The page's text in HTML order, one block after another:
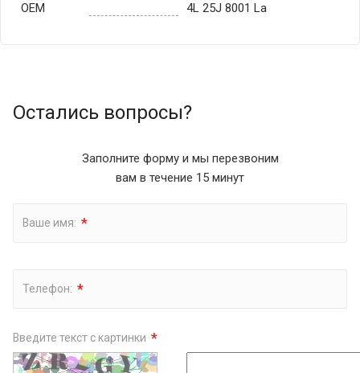
OEM
4L 25J 8001 La
Остались вопросы?
Заполните форму и мы перезвоним
вам в течение 15 минут
Ваше имя: *
Телефон: *
Введите текст с картинки *